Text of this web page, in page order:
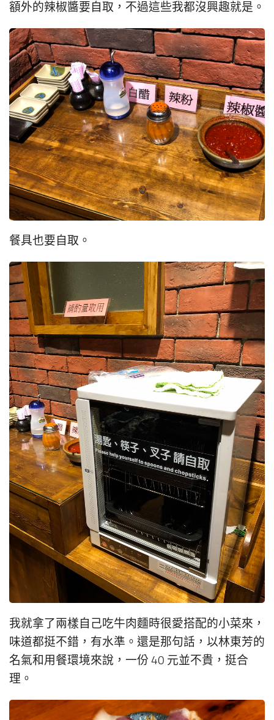
額外的辣椒醬要自取，不過這些我都沒興趣就是。
餐具也要自取。
我就拿了兩樣自己吃牛肉麵時很愛搭配的小菜來，
味道都挺不錯，有水準。還是那句話，以林東芳的
名氣和用餐環境來說，一份 40 元並不貴，挺合
理。